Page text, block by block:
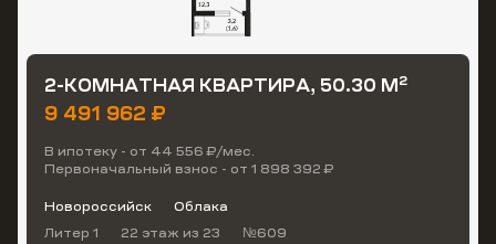
2-КОМНАТНАЯ КВАРТИРА, 50.30 М2
9 491 962 ₽
В ипотеку - от 44 556 ₽/мес.
Первоначальный взнос - от 1 898 392 ₽
Новороссийск
Облака
Литер 1
22 этаж из 23 №609